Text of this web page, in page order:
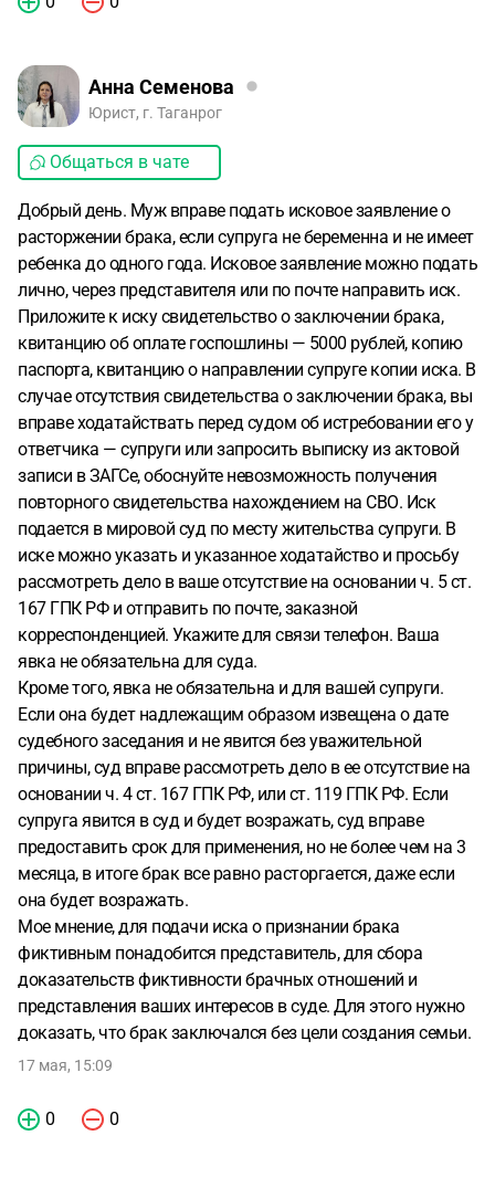
Анна Семенова
Юрист, г. Таганрог
Общаться в чате
Добрый день. Муж вправе подать исковое заявление о
расторжении брака, если супруга не беременна и не имеет
ребенка до одного года. Исковое заявление можно подать
лично, через представителя или по почте направить иск.
Приложите к иску свидетельство о заключении брака,
квитанцию об оплате госпошлины — 5000 рублей, копию
паспорта, квитанцию о направлении супруге копии иска. В
случае отсутствия свидетельства о заключении брака, вы
вправе ходатайствать перед судом об истребовании его у
ответчика — супруги или запросить выписку из актовой
записи в ЗАГСе, обоснуйте невозможность получения
повторного свидетельства нахождением на СВО. Иск
подается в мировой суд по месту жительства супруги. В
иске можно указать и указанное ходатайство и просьбу
рассмотреть дело в ваше отсутствие на основании ч. 5 ст.
167 ГПК РФ и отправить по почте, заказной
корреспонденцией. Укажите для связи телефон. Ваша
явка не обязательна для суда.
Кроме того, явка не обязательна и для вашей супруги.
Если она будет надлежащим образом извещена о дате
судебного заседания и не явится без уважительной
причины, суд вправе рассмотреть дело в ее отсутствие на
основании ч. 4 ст. 167 ГПК РФ, или ст. 119 ГПК РФ. Если
супруга явится в суд и будет возражать, суд вправе
предоставить срок для применения, но не более чем на 3
месяца, в итоге брак все равно расторгается, даже если
она будет возражать.
Мое мнение, для подачи иска о признании брака
фиктивным понадобится представитель, для сбора
доказательств фиктивности брачных отношений и
представления ваших интересов в суде. Для этого нужно
доказать, что брак заключался без цели создания семьи.
17 мая, 15:09
0 0